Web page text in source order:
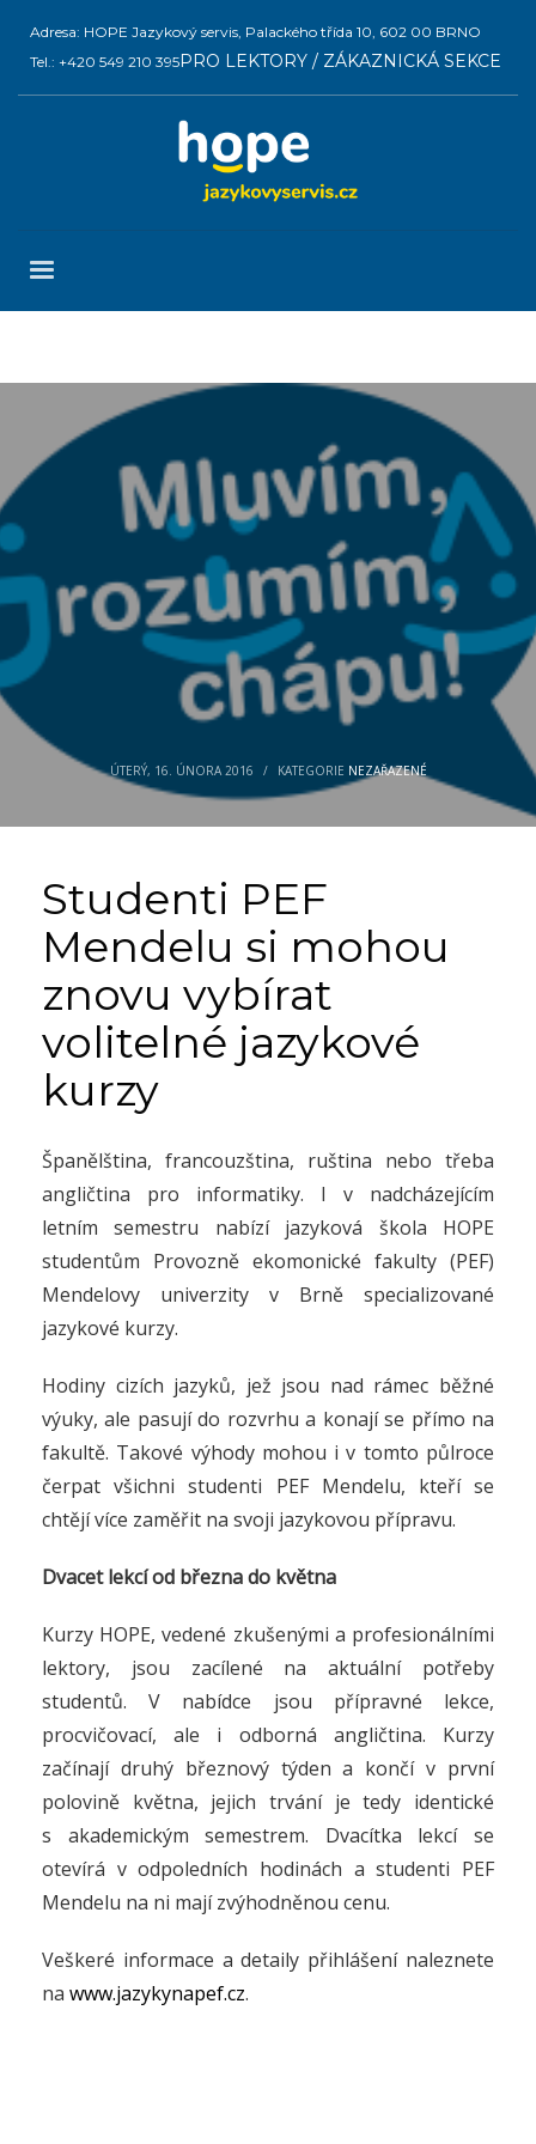
Adresa: HOPE Jazykový servis, Palackého třída 10, 602 00 BRNO
Tel.: +420 549 210 395PRO LEKTORY / ZÁKAZNICKÁ SEKCE
ÚTERÝ, 16. ÚNORA 2016 / KATEGORIE NEZAŘAZENÉ
Studenti PEF
Mendelu si mohou
znovu vybírat
volitelné jazykové
kurzy
Španělština, francouzština, ruština nebo třeba
angličtina pro informatiky. I v nadcházejícím
letním semestru nabízí jazyková škola HOPE
studentům Provozně ekomonické fakulty (PEF)
Mendelovy univerzity v Brně specializované
jazykové kurzy.
Hodiny cizích jazyků, jež jsou nad rámec běžné
výuky, ale pasují do rozvrhu a konají se přímo na
fakultě. Takové výhody mohou i v tomto půlroce
čerpat všichni studenti PEF Mendelu, kteří se
chtějí více zaměřit na svoji jazykovou přípravu.
Dvacet lekcí od března do května
Kurzy HOPE, vedené zkušenými a profesionálními
lektory, jsou zacílené na aktuální potřeby
studentů. V nabídce jsou přípravné lekce,
procvičovací, ale i odborná angličtina. Kurzy
začínají druhý březnový týden a končí v první
polovině května, jejich trvání je tedy identické
s akademickým semestrem. Dvacítka lekcí se
otevírá v odpoledních hodinách a studenti PEF
Mendelu na ni mají zvýhodněnou cenu.
Veškeré informace a detaily přihlášení naleznete
na www.jazykynapef.cz.